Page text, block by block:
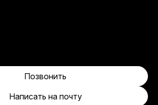
Написать на почту
Позвонить